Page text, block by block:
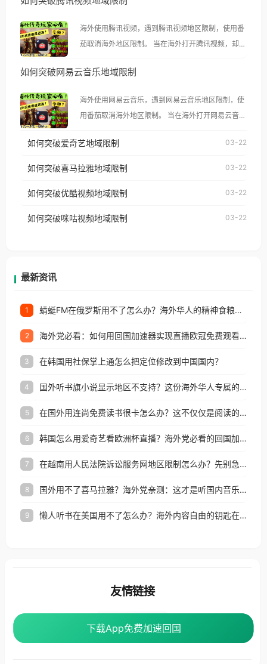
海外使用腾讯视频，遇到腾讯视频地区限制，使用番
茄取消海外地区限制。 当在海外打开腾讯视频，却突
示语。 海外用户如香港、澳门、台湾、美国、加拿
像其他音乐平台一样，出现地区及版权限制问题，且
仅能在中国大陆地区播放。 遇到这个问题的朋友们，
台湾、美国、加拿大、澳大利亚、欧洲等国家和地区
权限制所困扰。
如何突破网易云音乐地域限制
海外使用网易云音乐，遇到网易云音乐地区限制，使
用番茄取消海外地区限制。 当在海外打开网易云音
播放”的提示语。 海外用户如香港、澳门、台湾、美
制问题，且仅能在中国大陆地区播放。 遇到这个问题
户收听网易云音乐地区版权限制」的问题，无论人在
如何突破爱奇艺地域限制 03-22
如何突破喜马拉雅地域限制 03-22
如何突破优酷视频地域限制 03-22
如何突破咪咕视频地域限制 03-22
最新资讯
1 蜻蜓FM在俄罗斯用不了怎么办？海外华人的精神食粮补给方案
2 海外党必看：如何用回国加速器实现直播欧冠免费观看？附影视音乐全攻略
3 在韩国用社保掌上通怎么把定位修改到中国国内？
4 国外听书旗小说显示地区不支持？这份海外华人专属的国内内容解锁指南请收好
5 在国外用连尚免费读书很卡怎么办？这不仅仅是阅读的烦恼
6 韩国怎么用爱奇艺看欧洲杯直播？海外党必看的回国加速全攻略
7 在越南用人民法院诉讼服务网地区限制怎么办？先别急，这可能只是网络问题的冰山一角
8 国外用不了喜马拉雅？海外党亲测：这才是听国内音乐听书的正确打开方式
9 懒人听书在美国用不了怎么办？海外内容自由的钥匙在这里
下载App免费加速回国
下载App免费加速回国
友情链接